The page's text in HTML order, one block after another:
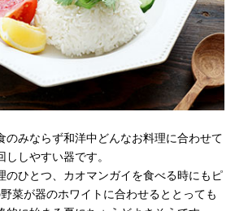
のみならず和洋中どんなお料理に合わせて
しやすい器です。
のひとつ、カオマンガイを食べる時にもピ
菜が器のホワイトに合わせるととっても